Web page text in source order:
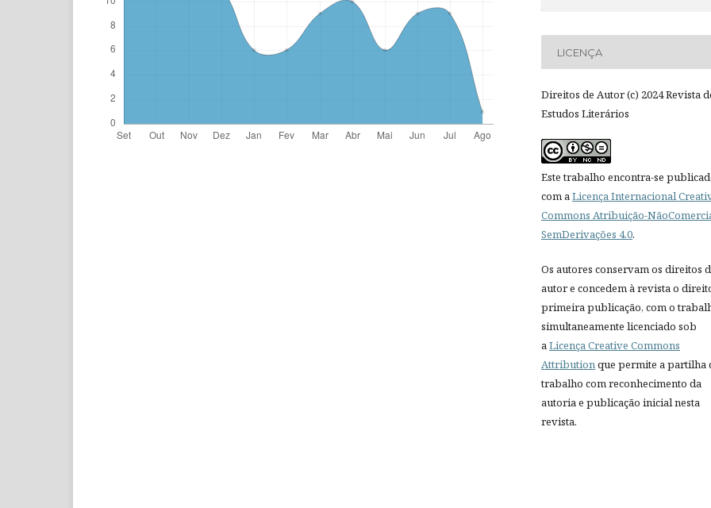
LICENÇA
Direitos de Autor (c) 2024 Revista
Estudos Literários
Este trabalho encontra-se
com aLicença Internacional
Commons Atribuição-
SemDerivações 4.0.
Os autores conservam os direitos
autor e concedem à revista o
primeira publicação, com o
simultaneamente licenciado sob
aLicença Creative Commons
Attributionque permite a partilha
trabalho com reconhecimento da
autoria e publicação inicial nesta
revista.